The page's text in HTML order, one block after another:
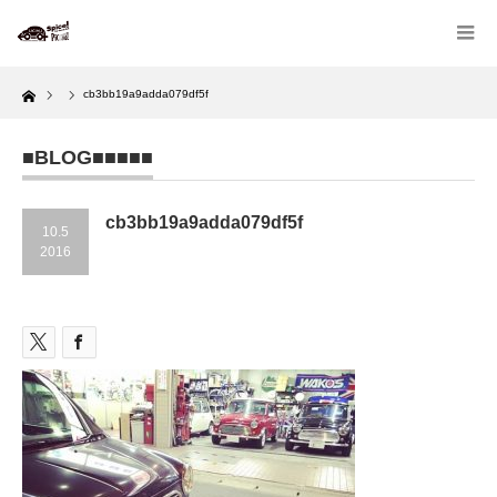
Home cb3bb19a9adda079df5f
■BLOG■■■■■
10.5
2016
cb3bb19a9adda079df5f